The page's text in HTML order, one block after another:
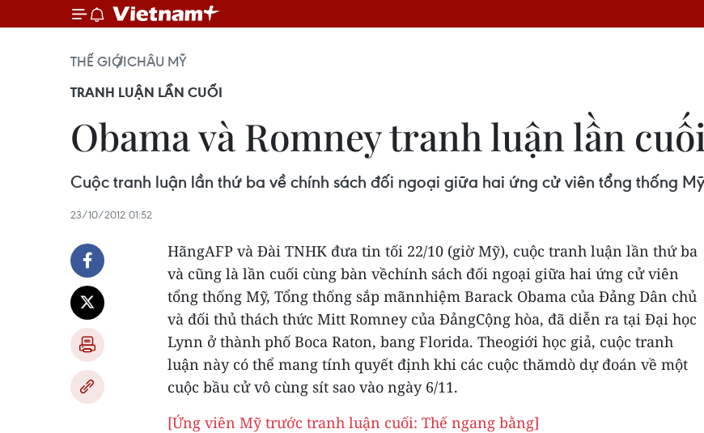
THẾ GIỚICHÂU MỸ
TRANH LUẬN LẦN CUỐI
Obama và Romney tranh luận lần
Cuộc tranh luận lần thứ ba về chính sách đối ngoại giữa hai ứng cử viên tổng thống
23/10/2012 01:52
HãngAFP và Đài TNHK đưa tin tối 22/10 (giờ Mỹ), cuộc tranh luận lần thứ ba
và cũng là lần cuối cùng bàn vềchính sách đối ngoại giữa hai ứng cử viên
tổng thống Mỹ, Tổng thống sắp mãnnhiệm Barack Obama của Đảng Dân chủ
và đối thủ thách thức Mitt Romney của ĐảngCộng hòa, đã diễn ra tại Đại học
Lynn ở thành phố Boca Raton, bang Florida. Theogiới học giả, cuộc tranh
luận này có thể mang tính quyết định khi các cuộc thămdò dự đoán về một
cuộc bầu cử vô cùng sít sao vào ngày 6/11.
[Ứng viên Mỹ trước tranh luận cuối: Thế ngang bằng]